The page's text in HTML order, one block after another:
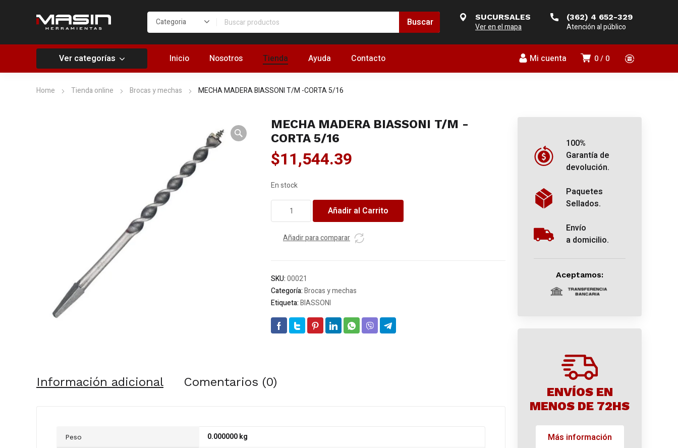
SUCURSALES
Ver en el mapa
(362) 4 652-329
Atención al público
0 0
Mi cuenta
Ver categorías Inicio Nosotros Tienda Ayuda Contacto
Home Tienda online Brocas y mechas MECHA MADERA BIASSONI T/M -CORTA 5/16
MECHA MADERA BIASSONI T/M -
CORTA 5/16
$11,544.39
En stock
MADERA
T/M
cantidad
Añadir al Carrito
Añadir para comparar
SKU:00021
Categoría:Brocas y mechas
Etiqueta:BIASSONI
Información adicional Comentarios (0)
Peso 0.000000 kg
100%
Garantía de
devolución.
Paquetes
Sellados.
Envío
a domicilio.
Aceptamos:
ENVÍOS EN
MENOS DE 72HS
Más información